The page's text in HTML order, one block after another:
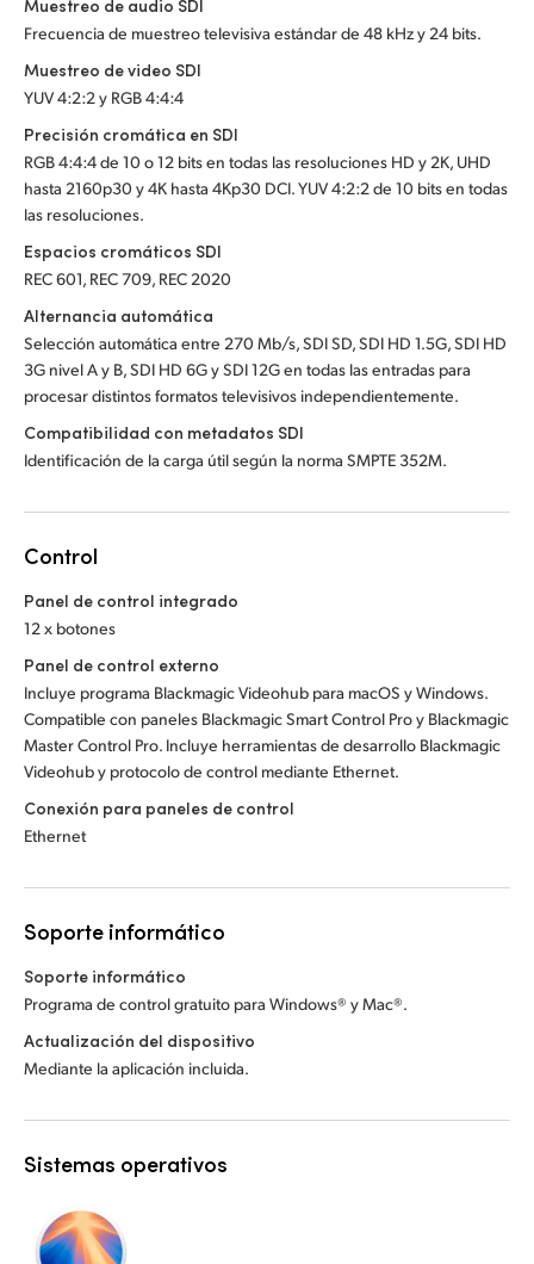
Muestreo de audio SDI
Frecuencia de muestreo televisiva estándar de 48 kHz y 24 bits.
Muestreo de video SDI
YUV 4:2:2 y RGB 4:4:4
Precisión cromática en SDI
RGB 4:4:4 de 10 o 12 bits en todas las resoluciones HD y 2K, UHD
hasta 2160p30 y 4K hasta 4Kp30 DCI. YUV 4:2:2 de 10 bits en todas
las resoluciones.
Espacios cromáticos SDI
REC 601, REC 709, REC 2020
Alternancia automática
Selección automática entre 270 Mb/s, SDI SD, SDI HD 1.5G, SDI HD
3G nivel A y B, SDI HD 6G y SDI 12G en todas las entradas para
procesar distintos formatos televisivos independientemente.
Compatibilidad con metadatos SDI
Identificación de la carga útil según la norma SMPTE 352M.
Control
Panel de control integrado
12 x botones
Panel de control externo
Incluye programa Blackmagic Videohub para macOS y Windows.
Compatible con paneles Blackmagic Smart Control Pro y Blackmagic
Master Control Pro. Incluye herramientas de desarrollo Blackmagic
Videohub y protocolo de control mediante Ethernet.
Conexión para paneles de control
Ethernet
Soporte informático
Soporte informático
Programa de control gratuito para Windows® y Mac®.
Actualización del dispositivo
Mediante la aplicación incluida.
Sistemas operativos